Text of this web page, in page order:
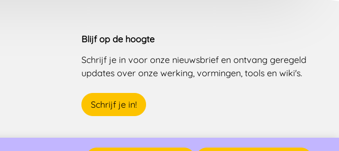
Blijf op de hoogte
Schrijf je in voor onze nieuwsbrief en ontvang geregeld
updates over onze werking, vormingen, tools en wiki's.
Schrijf je in!